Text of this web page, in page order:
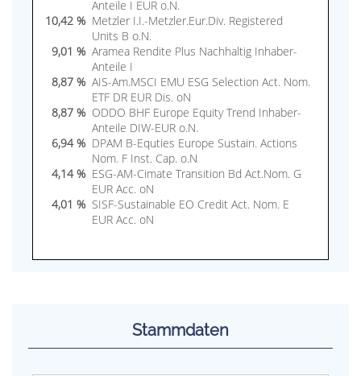
Anteile I EUR o.N.
10,42 % Metzler I.I.-Metzler.Eur.Div. Registered
Units B o.N.
9,01 % Aramea Rendite Plus Nachhaltig Inhaber-
Anteile I
8,87 % AIS-Am.MSCI EMU ESG Selection Act. Nom.
ETF DR EUR Dis. oN
8,87 % ODDO BHF Europe Equity Trend Inhaber-
Anteile DIW-EUR o.N.
6,94 % DPAM B-Equties Europe Sustain. Actions
Nom. F Inst. Cap. o.N
4,14 % ESG-AM-Cimate Transition Bd Act.Nom. G
EUR Acc. oN
4,01 % SISF-Sustainable EO Credit Act. Nom. E
EUR Acc. oN
Stammdaten